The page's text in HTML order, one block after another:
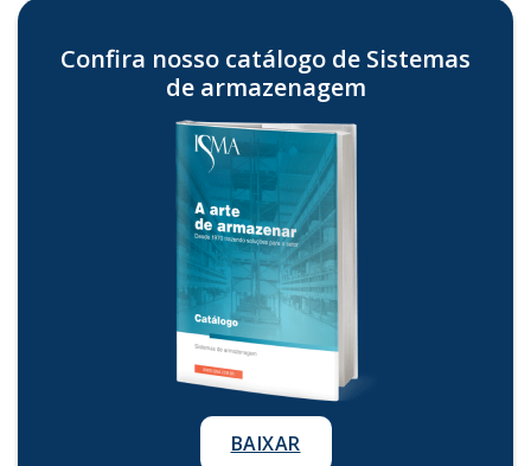
Confira nosso catálogo de Sistemas
de armazenagem
BAIXAR